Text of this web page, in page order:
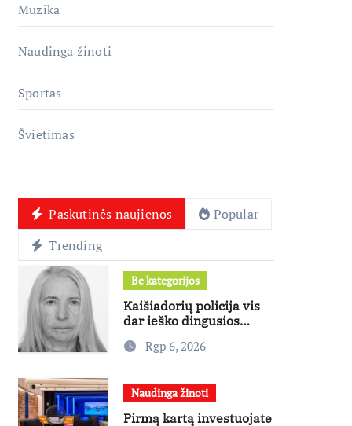
Muzika
Naudinga žinoti
Sportas
Švietimas
Paskutinės naujienos
Popular
Trending
Be kategorijos
Kaišiadorių policija vis
dar ieško dingusios
Rgp 6, 2026
Naudinga žinoti
Pirmą kartą investuojate